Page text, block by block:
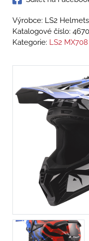
Výrobce: LS2 Helmets
Katalogové číslo:
Kategorie: LS2 MX708